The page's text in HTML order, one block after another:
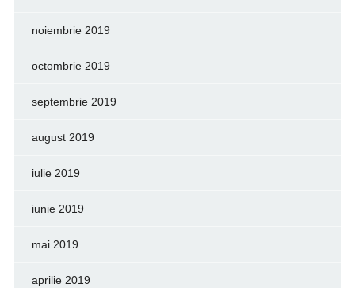
noiembrie 2019
octombrie 2019
septembrie 2019
august 2019
iulie 2019
iunie 2019
mai 2019
aprilie 2019